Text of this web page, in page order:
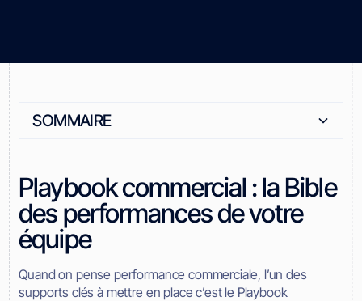
SOMMAIRE
Playbook commercial : la Bible
des performances de votre
équipe
Quand on pense performance commerciale, l’un des
supports clés à mettre en place c’est le Playbook